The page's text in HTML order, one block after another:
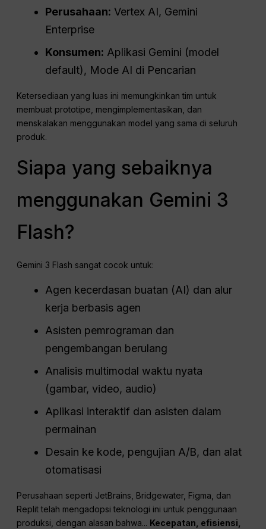
Perusahaan: Vertex AI, Gemini
Enterprise
Konsumen: Aplikasi Gemini (model
default), Mode AI di Pencarian
Ketersediaan yang luas ini memungkinkan tim untuk
membuat prototipe, mengimplementasikan, dan
menskalakan menggunakan model yang sama di seluruh
produk.
Siapa yang sebaiknya
menggunakan Gemini 3
Flash?
Gemini 3 Flash sangat cocok untuk:
Agen kecerdasan buatan (AI) dan alur
kerja berbasis agen
Asisten pemrograman dan
pengembangan berulang
Analisis multimodal waktu nyata
(gambar, video, audio)
Aplikasi interaktif dan asisten dalam
permainan
Desain ke kode, pengujian A/B, dan alat
otomatisasi
Perusahaan seperti JetBrains, Bridgewater, Figma, dan
Replit telah mengadopsi teknologi ini untuk penggunaan
produksi, dengan alasan bahwa... Kecepatan, efisiensi,